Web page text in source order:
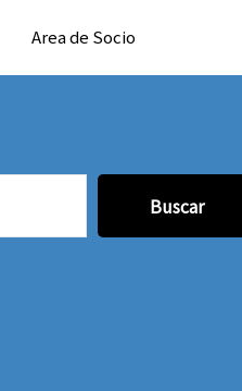
Area de Socio
Buscar